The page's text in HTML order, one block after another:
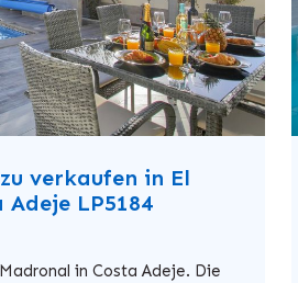
verkaufen in El
LP5184
in Costa Adeje. Die